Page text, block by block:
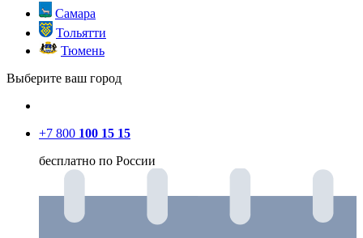
Самара
Тольятти
Тюмень
Выберите ваш город
+7 800 100 15 15
бесплатно по России